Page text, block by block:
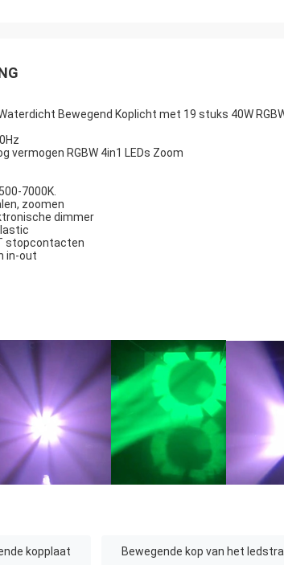
Bewegend Koplicht met 19 stuks 40W
vermogen RGBW 4in1 LEDs Zoom
7000K.
zoomen
dimmer
stopcontacten
in-out
kopplaat Bewegende kop van het